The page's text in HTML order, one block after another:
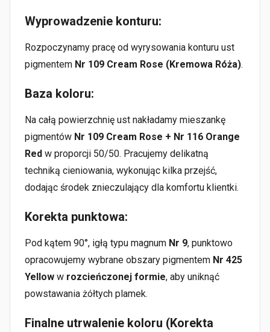
Wyprowadzenie konturu:
Rozpoczynamy pracę od wyrysowania konturu ust
pigmentem Nr 109 Cream Rose (Kremowa Róża).
Baza koloru:
Na całą powierzchnię ust nakładamy mieszankę
pigmentów Nr 109 Cream Rose + Nr 116 Orange
Red w proporcji 50/50. Pracujemy delikatną
techniką cieniowania, wykonując kilka przejść,
dodając środek znieczulający dla komfortu klientki.
Korekta punktowa:
Pod kątem 90°, igłą typu magnum Nr 9, punktowo
opracowujemy wybrane obszary pigmentem Nr 425
Yellow w rozcieńczonej formie, aby uniknąć
powstawania żółtych plamek.
Finalne utrwalenie koloru (Korekta